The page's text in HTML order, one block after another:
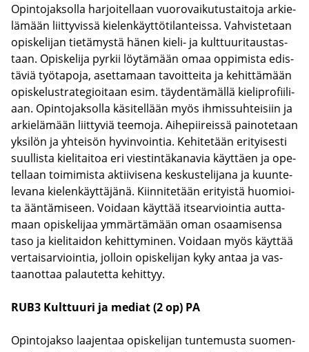
Opin­to­jak­sol­la har­joi­tel­laan vuo­ro­vai­ku­tus­tai­to­ja ar­kie­
lä­mään liit­ty­vis­sä kie­len­käyt­tö­ti­lan­teis­sa. Vah­vis­te­taan
opis­ke­li­jan tie­tä­mys­tä hänen kieli-​ ja kult­tuu­ri­taus­tas­
taan. Opis­ke­li­ja pyr­kii löy­tä­mään omaa op­pi­mis­ta edis­
tä­viä työ­ta­po­ja, aset­ta­maan ta­voit­tei­ta ja ke­hit­tä­mään
opis­ke­lustra­te­gioi­taan esim. täy­den­tä­mäl­lä kie­li­pro­fii­li­
aan. Opin­to­jak­sol­la kä­si­tel­lään myös ih­mis­suh­tei­siin ja
ar­kie­lä­mään liit­ty­viä tee­mo­ja. Ai­he­pii­reis­sä pai­no­te­taan
yk­si­lön ja yh­tei­sön hy­vin­voin­tia. Ke­hi­te­tään eri­tyi­ses­ti
suul­lis­ta kie­li­tai­toa eri vies­tin­tä­ka­na­via käyt­täen ja ope­
tel­laan toi­mi­mis­ta ak­tii­vi­se­na kes­kus­te­li­ja­na ja kuun­te­
le­va­na kie­len­käyt­tä­jä­nä. Kiin­ni­te­tään eri­tyis­tä huo­mioi­
ta ään­tä­mi­seen. Voi­daan käyt­tää it­sear­vioin­tia aut­ta­
maan opis­ke­li­jaa ym­mär­tä­mään oman osaa­mi­sen­sa
taso ja kie­li­tai­don ke­hit­ty­mi­nen. Voi­daan myös käyt­tää
ver­tai­sar­vioin­tia, jol­loin opis­ke­li­jan kyky antaa ja vas­
taa­not­taa pa­lau­tet­ta ke­hit­tyy.
RUB3 Kult­tuu­ri ja me­diat (2 op) PA
Opin­to­jak­so laa­jen­taa opis­ke­li­jan tun­te­mus­ta suo­men­